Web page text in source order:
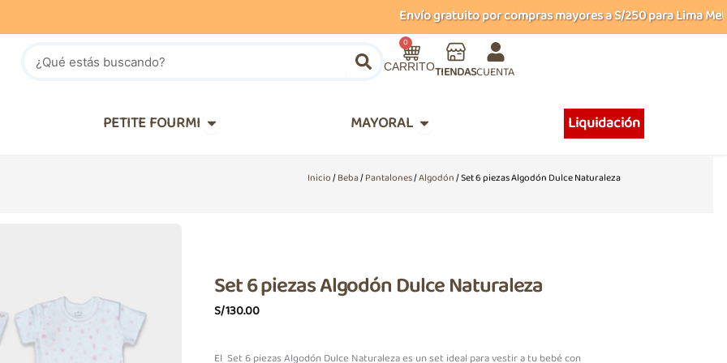
Envío gratuito por compras mayores a S/250 para Lima
0
Carrito
TIENDASCUENTA
PETITE FOURMI Abrir PETITE FOURMI MAYORAL Abrir MAYORAL Liquidación
Inicio/Beba/Pantalones/Algodón/ Set 6 piezas Algodón Dulce Naturaleza
Set 6 piezas Algodón Dulce Naturaleza
S/130.00
El Set 6 piezas Algodón Dulce Naturaleza es un set ideal para vestir a tu bebé con